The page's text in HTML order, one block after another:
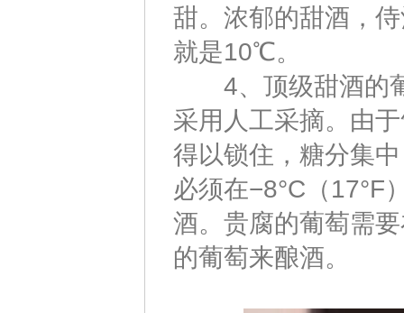
甜。浓郁的甜酒，
就是10℃。
4、顶级甜酒的葡
采用人工采摘。由
得以锁住，糖分集
必须在−8°C（17°F
酒。贵腐的葡萄需
的葡萄来酿酒。